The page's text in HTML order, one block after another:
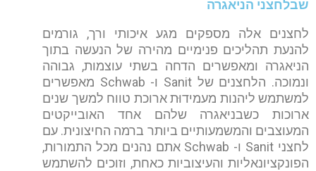
שבלחצני הניאגרה
לחצנים אלה מספקים מגע איכותי ורך, גורמים
להנעת תהליכים פנימיים מהירה של הנעשה בתוך
הניאגרה ומאפשרים הדחה בשתי עוצמות, גבוהה
ונמוכה. הלחצנים של Sanit ו- Schwab מאפשרים
למשתמש ליהנות מעמידוּת ארוכת טווח למשך שנים
ארוכות כשבניאגרה שלהם אחד האובייקטים
המעוצבים והמשמעותיים ביותר ברמה החיצונית. עם
לחצני Sanit ו- Schwab אתם נהנים מכל התמורות,
הפונקציונאליות והעיצוביות כאחת, וזוכים להשתמש